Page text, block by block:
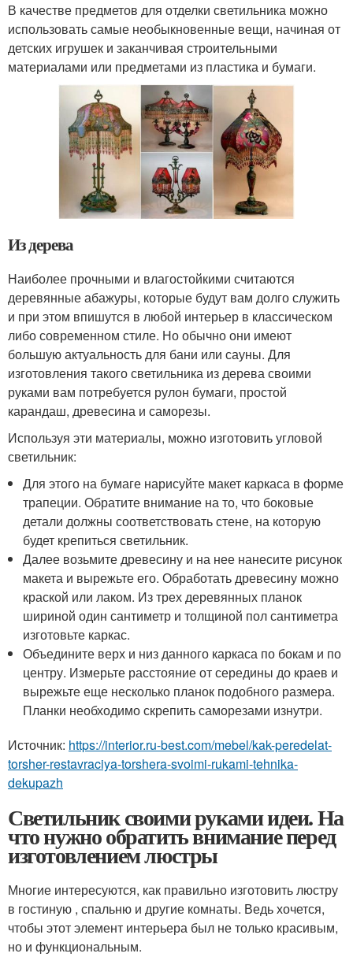
В качестве предметов для отделки светильника можно
использовать самые необыкновенные вещи, начиная от
детских игрушек и заканчивая строительными
материалами или предметами из пластика и бумаги.
Из дерева
Наиболее прочными и влагостойкими считаются
деревянные абажуры, которые будут вам долго служить
и при этом впишутся в любой интерьер в классическом
либо современном стиле. Но обычно они имеют
большую актуальность для бани или сауны. Для
изготовления такого светильника из дерева своими
руками вам потребуется рулон бумаги, простой
карандаш, древесина и саморезы.
Используя эти материалы, можно изготовить угловой
светильник:
Для этого на бумаге нарисуйте макет каркаса в форме
трапеции. Обратите внимание на то, что боковые
детали должны соответствовать стене, на которую
будет крепиться светильник.
Далее возьмите древесину и на нее нанесите рисунок
макета и вырежьте его. Обработать древесину можно
краской или лаком. Из трех деревянных планок
шириной один сантиметр и толщиной пол сантиметра
изготовьте каркас.
Объедините верх и низ данного каркаса по бокам и по
центру. Измерьте расстояние от середины до краев и
вырежьте еще несколько планок подобного размера.
Планки необходимо скрепить саморезами изнутри.
Источник: https://interior.ru-best.com/mebel/kak-peredelat-
torsher-restavraciya-torshera-svoimi-rukami-tehnika-
dekupazh
Светильник своими руками идеи. На
что нужно обратить внимание перед
изготовлением люстры
Многие интересуются, как правильно изготовить люстру
в гостиную , спальню и другие комнаты. Ведь хочется,
чтобы этот элемент интерьера был не только красивым,
но и функциональным.